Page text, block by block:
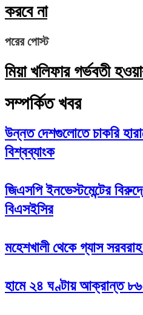
করবে না
পরের পোস্ট
মিয়া খলিফার গর্ভবতী
সম্পর্কিত খবর
উন্নত দেশগুলোতে চাকরি
বিশ্বব্যাংক
জিএসপি ইনভেস্টমেন্টের
বিএসইসির
মহেশখালী থেকে গ্যাস
হামে ২৪ ঘণ্টায় আক্রান্ত